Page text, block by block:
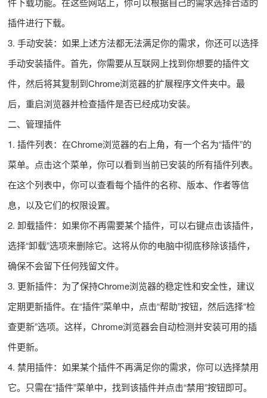
插件进行下载。
3. 手动安装：如果上述方法都无法满足你的需求，你还可以选择
手动安装插件。首先，你需要从互联网上找到你想要的插件文
件，然后将其复制到Chrome浏览器的扩展程序文件夹中。最
后，重启浏览器并检查插件是否已经成功安装。
二、管理插件
1. 插件列表：在Chrome浏览器的右上角，有一个名为“插件”的
菜单。点击这个菜单，你可以看到当前已安装的所有插件列表。
在这个列表中，你可以查看每个插件的名称、版本、作者等信
息，以及它们的权限设置。
2. 卸载插件：如果你不再需要某个插件，可以右键点击该插件，
选择“卸载”选项来删除它。这将从你的电脑中彻底移除该插件，
确保不会留下任何残留文件。
3. 更新插件：为了保持Chrome浏览器的稳定性和安全性，建议
定期更新插件。在“插件”菜单中，点击“帮助”按钮，然后选择“检
查更新”选项。这样，Chrome浏览器会自动检测并安装可用的插
件更新。
4. 禁用插件：如果某个插件不再满足你的需求，你可以选择禁用
它。只需在“插件”菜单中，找到该插件并点击“禁用”按钮即可。